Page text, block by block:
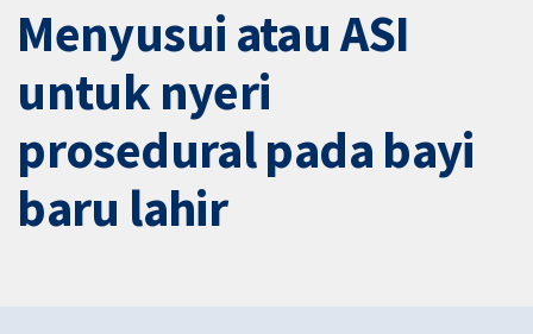
Menyusui atau ASI
untuk nyeri
prosedural pada bayi
baru lahir